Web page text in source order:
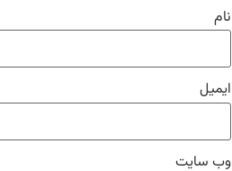
نام
ایمیل
وب‌ سایت